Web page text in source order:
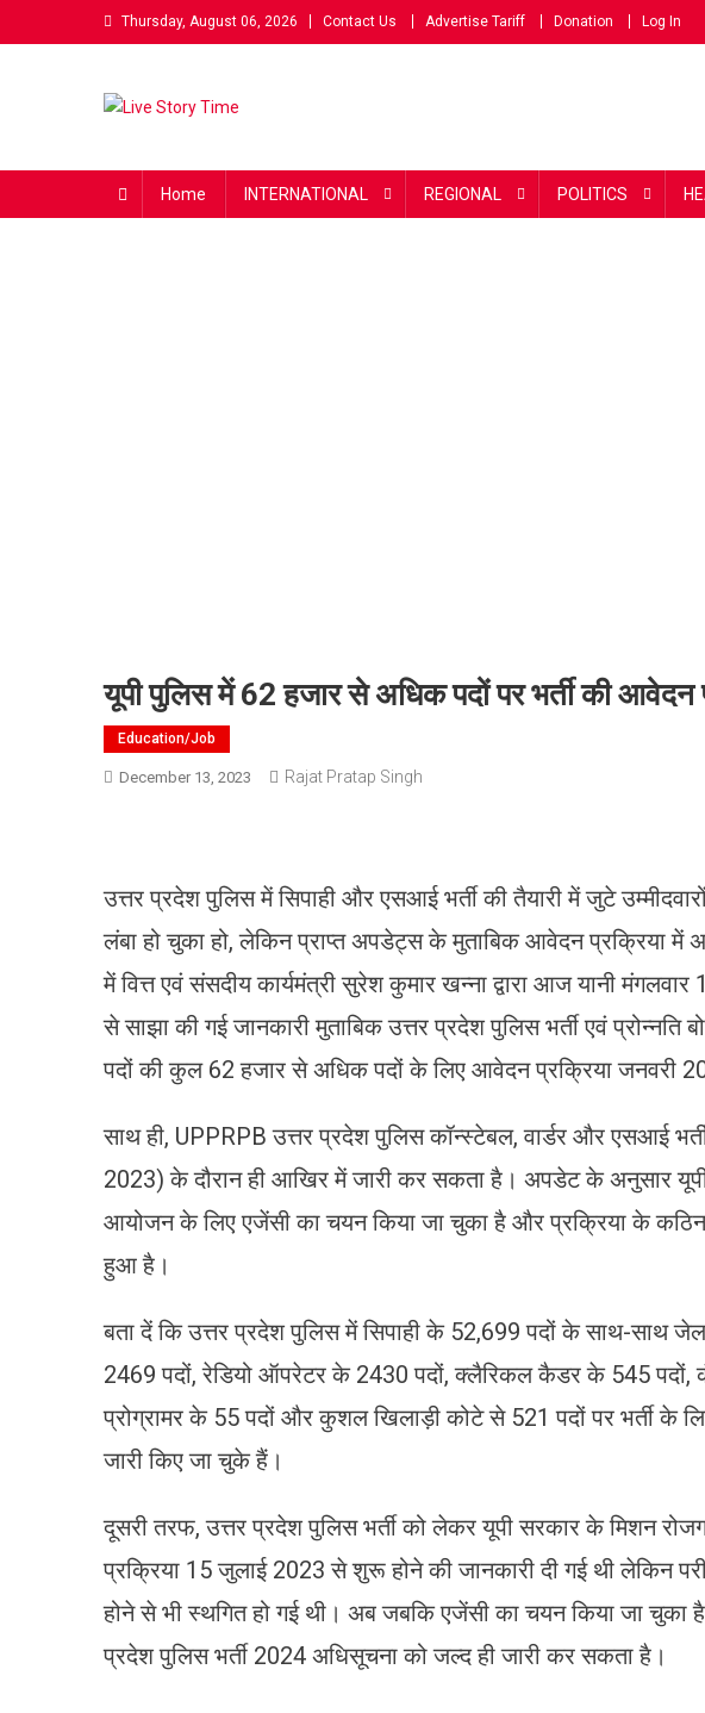
to
Thursday, August 06, 2026 Contact Us Advertise Tariff Donation Log In
Home INTERNATIONAL REGIONAL POLITICS
यूपी पुलिस में 62 हजार से अधिक पदों पर भर्ती की आवेदन
Education/job
December 13, 2023 Rajat Pratap Singh
उत्तर प्रदेश पुलिस में सिपाही और एसआई भर्ती की तैयारी में जुटे
लंबा हो चुका हो, लेकिन प्राप्त अपडेट्स के मुताबिक आवेदन प्रक्रिया में
में वित्त एवं संसदीय कार्यमंत्री सुरेश कुमार खन्ना द्वारा आज यानी
से साझा की गई जानकारी मुताबिक उत्तर प्रदेश पुलिस भर्ती एवं प्रोन्नति
पदों की कुल 62 हजार से अधिक पदों के लिए आवेदन प्रक्रिया जनवरी
साथ ही, UPPRPB उत्तर प्रदेश पुलिस कॉन्स्टेबल, वार्डर और एसआई
2023) के दौरान ही आखिर में जारी कर सकता है। अपडेट के अनुसार
आयोजन के लिए एजेंसी का चयन किया जा चुका है और प्रक्रिया के कठिन
हुआ है।
बता दें कि उत्तर प्रदेश पुलिस में सिपाही के 52,699 पदों के साथ-साथ
2469 पदों, रेडियो ऑपरेटर के 2430 पदों, क्लैरिकल कैडर के 545
प्रोग्रामर के 55 पदों और कुशल खिलाड़ी कोटे से 521 पदों पर भर्ती के
जारी किए जा चुके हैं।
दूसरी तरफ, उत्तर प्रदेश पुलिस भर्ती को लेकर यूपी सरकार के मिशन
प्रक्रिया 15 जुलाई 2023 से शुरू होने की जानकारी दी गई थी लेकिन
होने से भी स्थगित हो गई थी। अब जबकि एजेंसी का चयन किया जा चुका है
प्रदेश पुलिस भर्ती 2024 अधिसूचना को जल्द ही जारी कर सकता है।